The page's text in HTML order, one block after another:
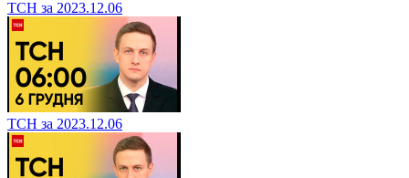
ТСН за 2023.12.06
ТСН за 2023.12.06